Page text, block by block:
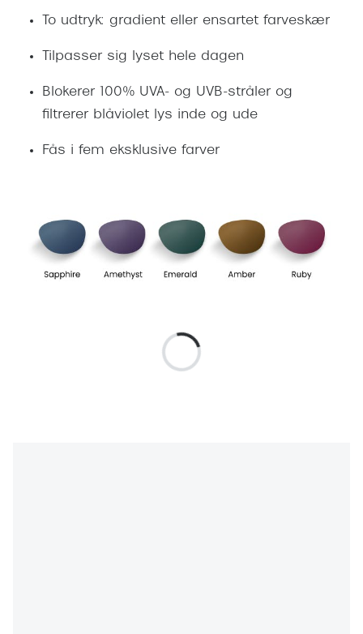
To udtryk: gradient eller ensartet farveskær
Tilpasser sig lyset hele dagen
Blokerer 100% UVA- og UVB-stråler og
filtrerer blåviolet lys inde og ude
Fås i fem eksklusive farver